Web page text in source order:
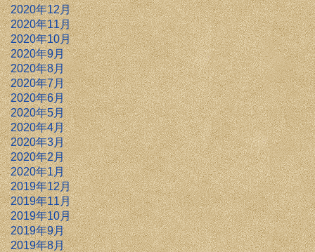
2020年12月
2020年11月
2020年10月
2020年9月
2020年8月
2020年7月
2020年6月
2020年5月
2020年4月
2020年3月
2020年2月
2020年1月
2019年12月
2019年11月
2019年10月
2019年9月
2019年8月